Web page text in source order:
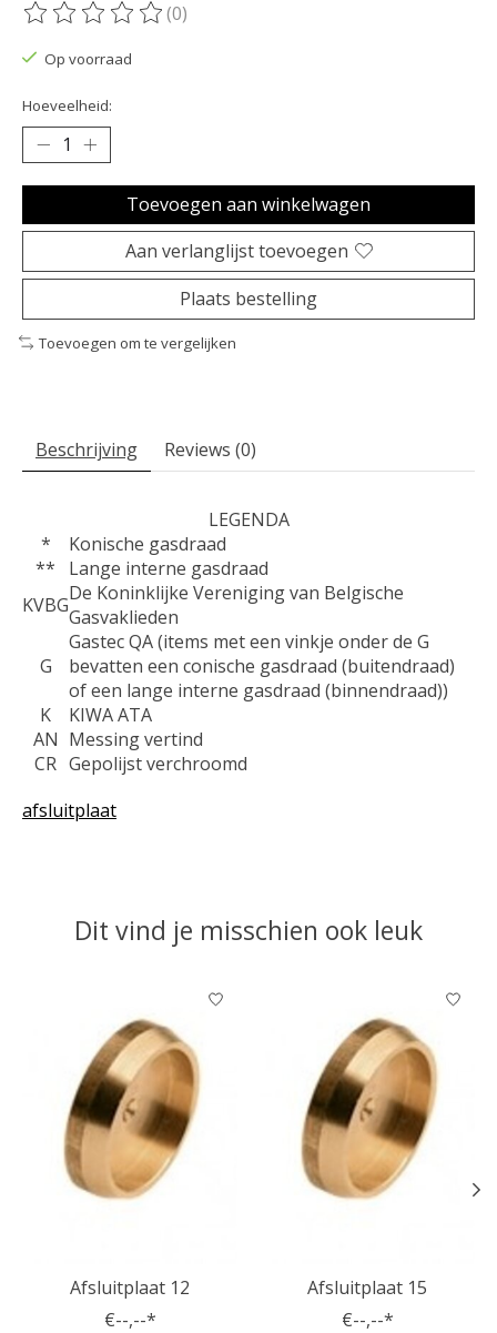
De beoordeling van dit product is
(0)
Op voorraad
Hoeveelheid:
Toevoegen aan winkelwagen
Aan verlanglijst toevoegen
Plaats bestelling
Toevoegen om te vergelijken
Beschrijving Reviews (0)
LEGENDA
*
Konische gasdraad
**
Lange interne gasdraad
KVBGDe Koninklijke Vereniging van Belgische
Gasvaklieden
G
Gastec QA (items met een vinkje onder de G
bevatten een conische gasdraad (buitendraad)
of een lange interne gasdraad (binnendraad))
K
KIWA ATA
AN Messing vertind
CR Gepolijst verchroomd
afsluitplaat
Dit vind je misschien ook leuk
Items van productcarrousel
Afsluitplaat 12
€--,--*
Afsluitplaat 15
€--,--*